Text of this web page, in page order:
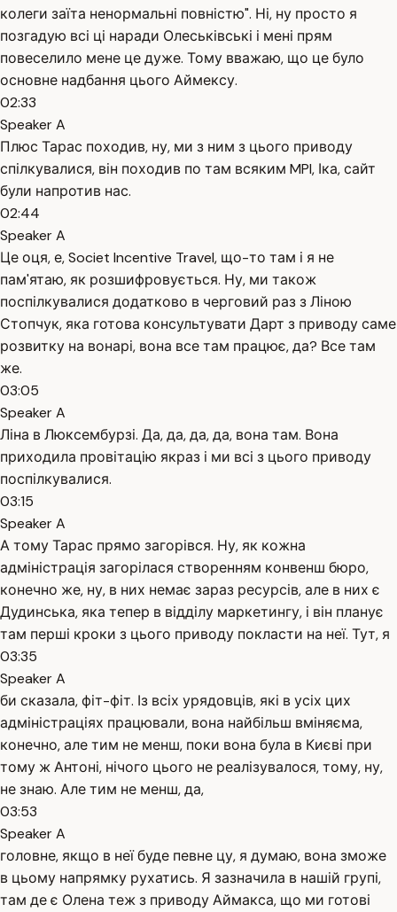
колеги заїта ненормальні повністю". Ні, ну просто я
позгадую всі ці наради Олеськівські і мені прям
повеселило мене це дуже. Тому вважаю, що це було
основне надбання цього Аймексу.
02:33
Speaker A
Плюс Тарас походив, ну, ми з ним з цього приводу
спілкувалися, він походив по там всяким MPI, Іка, сайт
були напротив нас.
02:44
Speaker A
Це оця, е, Societ Incentive Travel, що-то там і я не
пам'ятаю, як розшифровується. Ну, ми також
поспілкувалися додатково в черговий раз з Ліною
Стопчук, яка готова консультувати Дарт з приводу саме
розвитку на вонарі, вона все там працює, да? Все там
же.
03:05
Speaker A
Ліна в Люксембурзі. Да, да, да, да, вона там. Вона
приходила провітацію якраз і ми всі з цього приводу
поспілкувалися.
03:15
Speaker A
А тому Тарас прямо загорівся. Ну, як кожна
адміністрація загорілася створенням конвенш бюро,
конечно же, ну, в них немає зараз ресурсів, але в них є
Дудинська, яка тепер в відділу маркетингу, і він планує
там перші кроки з цього приводу покласти на неї. Тут, я
03:35
Speaker A
би сказала, фіт-фіт. Із всіх урядовців, які в усіх цих
адміністраціях працювали, вона найбільш вміняєма,
конечно, але тим не менш, поки вона була в Києві при
тому ж Антоні, нічого цього не реалізувалося, тому, ну,
не знаю. Але тим не менш, да,
03:53
Speaker A
головне, якщо в неї буде певне цу, я думаю, вона зможе
в цьому напрямку рухатись. Я зазначила в нашій групі,
там де є Олена теж з приводу Аймакса, що ми готові